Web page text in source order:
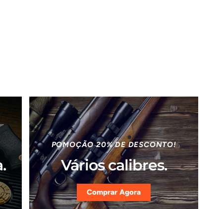
POMOÇÃO 20% DE DESCONTO!
Vários calibres.
Comprar Agora